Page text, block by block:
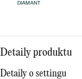
DIAMANTY
DIAMANT
Detaily produktu
Detaily o settingu